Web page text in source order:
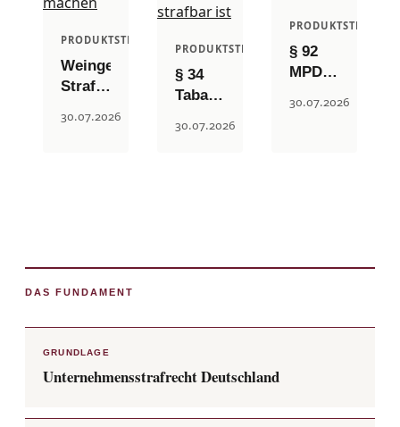
PRODUKTSTRAFRECHT
Weingesetz
Strafbarkeit:
§§ 48,
Straftat
machen
30.07.2026
PRODUKTSTRAFRECHT
§ 34
TabakerzG:
das
30.07.2026
§ 92
MPDG
93
30.07.2026
DAS FUNDAMENT
GRUNDLAGE
Unternehmensstrafrecht Deutschland